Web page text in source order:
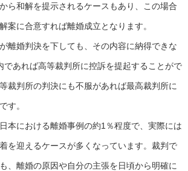
ら和解を提示されるケースもあり、この場合
案に合意すれば離婚成立となります。
離婚判決を下しても、その内容に納得できな
であれば高等裁判所に控訴を提起することがで
裁判所の判決にも不服があれば最高裁判所に
す。
本における離婚事例の約1％程度で、実際には
を迎えるケースが多くなっています。裁判で
、離婚の原因や自分の主張を日頃から明確に